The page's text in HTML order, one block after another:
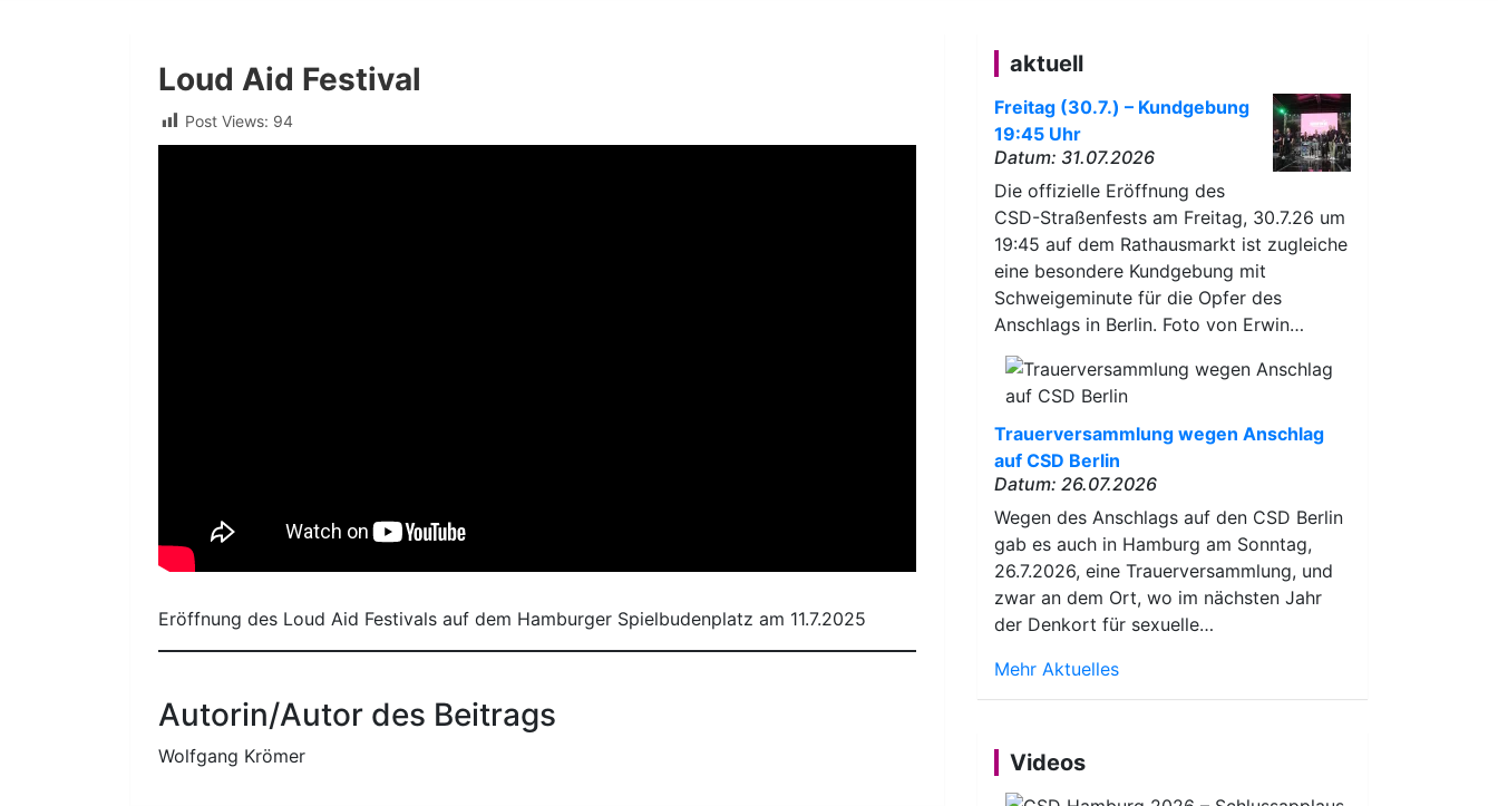
Loud Aid Festival
Post Views: 94
Eröffnung des Loud Aid Festivals auf dem Hamburger Spielbudenplatz am 11.7.2025
Autorin/Autor des Beitrags
Wolfgang Krömer
aktuell
Freitag (30.7.) – Kundgebung
19:45 Uhr
Datum: 31.07.2026
Die offizielle Eröffnung des
CSD-Straßenfests am Freitag, 30.7.26 um
19:45 auf dem Rathausmarkt ist zugleiche
eine besondere Kundgebung mit
Schweigeminute für die Opfer des
Anschlags in Berlin. Foto von Erwin…
Trauerversammlung wegen Anschlag
auf CSD Berlin
Datum: 26.07.2026
Wegen des Anschlags auf den CSD Berlin
gab es auch in Hamburg am Sonntag,
26.7.2026, eine Trauerversammlung, und
zwar an dem Ort, wo im nächsten Jahr
der Denkort für sexuelle…
Mehr Aktuelles
Videos